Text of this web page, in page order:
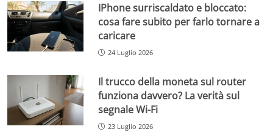
IPhone surriscaldato e bloccato:
cosa fare subito per farlo tornare a
caricare
24 Luglio 2026
Il trucco della moneta sul router
funziona davvero? La verità sul
segnale Wi-Fi
23 Luglio 2026